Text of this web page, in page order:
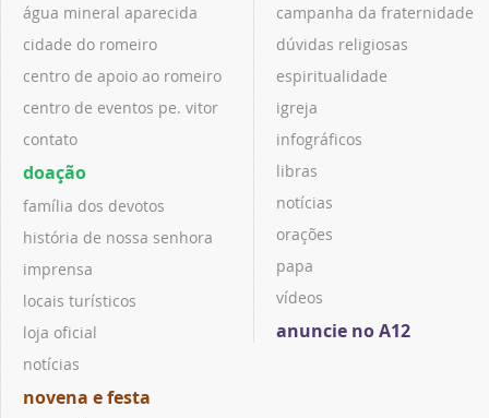
água mineral aparecida
cidade do romeiro
centro de apoio ao romeiro
centro de eventos pe. vitor
contato
doação
família dos devotos
história de nossa senhora
imprensa
locais turísticos
loja oficial
notícias
novena e festa
campanha da fraternidade
dúvidas religiosas
espiritualidade
igreja
infográficos
libras
notícias
orações
papa
vídeos
anuncie no A12